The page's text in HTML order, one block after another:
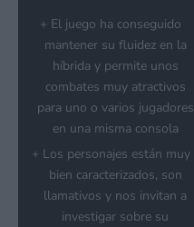
El juego ha conseguido
mantener su fluidez en la
híbrida y permite unos
combates muy atractivos
para uno o varios jugadores
en una misma consola
Los personajes están muy
bien caracterizados, son
llamativos y nos invitan a
investigar sobre su